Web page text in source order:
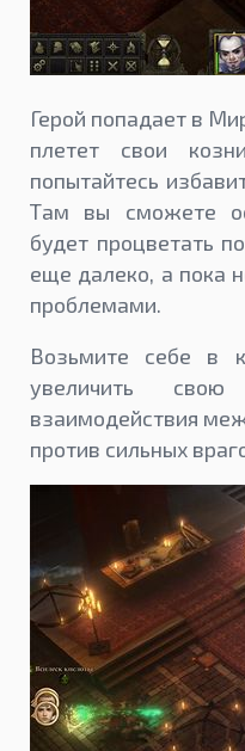
Герой попадает в
плетет свои
попытайтесь
Там вы сможете
будет процветать
еще далеко, а пока
проблемами.
Возьмите себе в
увеличить
взаимодействия
против сильных